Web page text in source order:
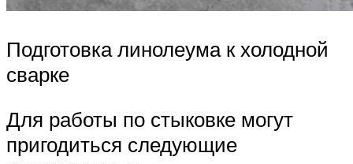
Подготовка линолеума к холодной
сварке
Для работы по стыковке могут
пригодиться следующие